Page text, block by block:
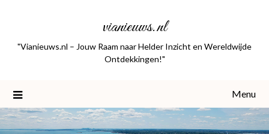
vianieuws.nl
"Vianieuws.nl – Jouw Raam naar Helder Inzicht en Wereldwijde
Ontdekkingen!"
Menu